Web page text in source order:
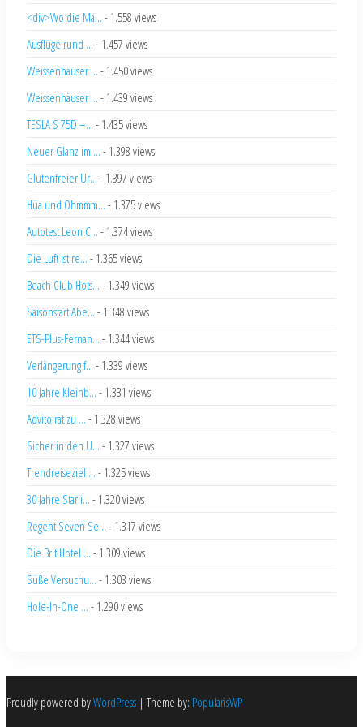
<div>Wo die Mä... - 1.558 views
Ausflüge rund ... - 1.457 views
Weissenhäuser ... - 1.450 views
Weissenhäuser ... - 1.439 views
TESLA S 75D –... - 1.435 views
Neuer Glanz im ... - 1.398 views
Glutenfreier Ur... - 1.397 views
Hüa und Ohmmm... - 1.375 views
Autotest Leon C... - 1.374 views
Die Luft ist re... - 1.365 views
Beach Club Hots... - 1.349 views
Saisonstart Abe... - 1.348 views
ETS-Plus-Fernan... - 1.344 views
Verlängerung f... - 1.339 views
10 Jahre Kleinb... - 1.331 views
Advito rät zu ... - 1.328 views
Sicher in den U... - 1.327 views
Trendreiseziel ... - 1.325 views
30 Jahre Starli... - 1.320 views
Regent Seven Se... - 1.317 views
Die Brit Hotel ... - 1.309 views
Süße Versuchu... - 1.303 views
Hole-In-One ... - 1.290 views
Proudly powered byWordPress | Theme by: PopularisWP